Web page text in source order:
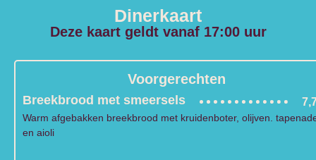
Dinerkaart
Deze kaart geldt vanaf 17:00 uur
Voorgerechten
Breekbrood met smeersels
Warm afgebakken breekbrood met kruidenboter, olijven.
en aioli